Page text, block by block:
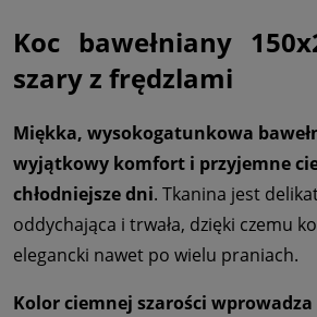
Koc bawełniany
szary z frędzlami
Miękka, wysokogatunkowa
wyjątkowy komfort i przyjemne
chłodniejsze dni. Tkanina jest
oddychająca i trwała, dzięki czemu
elegancki nawet po wielu praniach.
Kolor ciemnej szarości